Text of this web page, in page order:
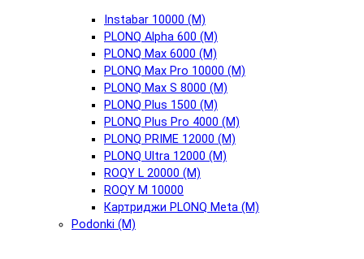
Instabar 10000 (М)
PLONQ Alpha 600 (М)
PLONQ Max 6000 (М)
PLONQ Max Pro 10000 (М)
PLONQ Max S 8000 (М)
PLONQ Plus 1500 (М)
PLONQ Plus Pro 4000 (М)
PLONQ PRIME 12000 (М)
PLONQ Ultra 12000 (М)
ROQY L 20000 (М)
ROQY M 10000
Картриджи PLONQ Meta (М)
Podonki (М)